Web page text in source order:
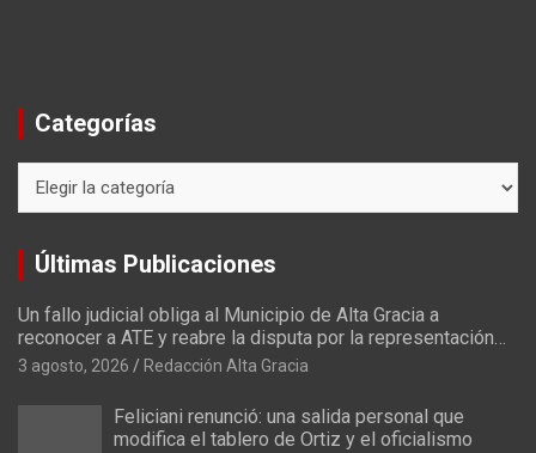
Categorías
Últimas Publicaciones
Un fallo judicial obliga al Municipio de Alta Gracia a
reconocer a ATE y reabre la disputa por la representación
sindical
3 agosto, 2026 Redacción Alta Gracia
Feliciani renunció: una salida personal que
modifica el tablero de Ortiz y el oficialismo